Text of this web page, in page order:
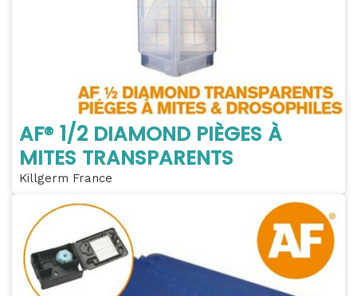
AF® 1/2 DIAMOND PIÈGES À
MITES TRANSPARENTS
Killgerm France